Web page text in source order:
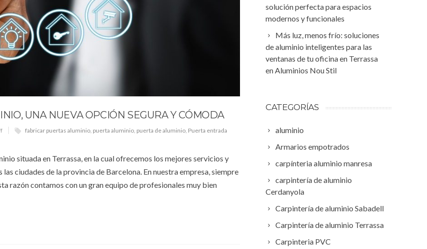
UNA NUEVA OPCIÓN SEGURA Y CÓMODA
fabricar puertas aluminio puerta aluminio puerta de aluminio Puerta entrada
situada en Terrassa, en la cual ofrecemos los mejores servicios y
ciudades de la provincia de Barcelona. En nuestra empresa, siempre
razón contamos con un gran equipo de profesionales muy bien
solución perfecta para espacios
modernos y funcionales
Más luz, menos frío: soluciones
de aluminio inteligentes para las
ventanas de tu oficina en Terrassa
en Aluminios Nou Stil
CATEGORÍAS
aluminio
Armarios empotrados
carpínteria aluminio manresa
carpintería de aluminio
Cerdanyola
Carpintería de aluminio Sabadell
Carpintería de aluminio Terrassa
Carpinteria PVC